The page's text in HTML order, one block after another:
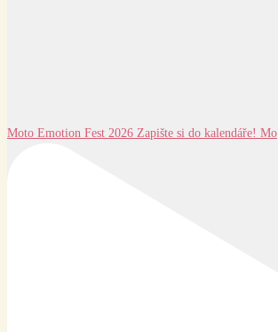
Moto Emotion Fest 2026 Zapište si do kalendáře! Mo